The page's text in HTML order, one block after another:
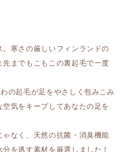
寒さの厳しいフィンランドの
までもこもこの裏起毛で一度
の起毛が足をやさしく包みこみ
気をキープしてあなたの足を
ゃなく、天然の抗菌・消臭機能
を逃す素材を厳選しました！